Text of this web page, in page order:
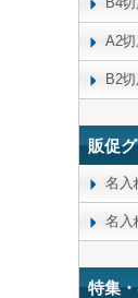
A2切
B2切
販促
名入
名入
特集